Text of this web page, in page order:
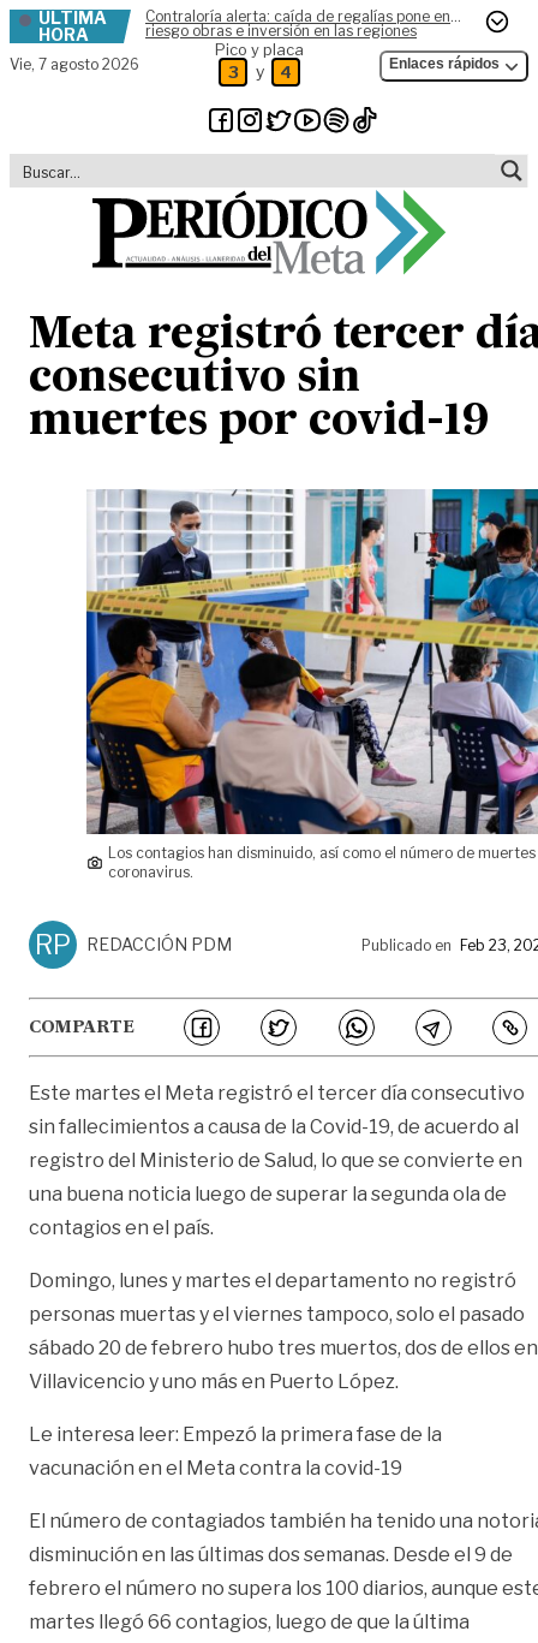
Skip to content
ÚLTIMA
HORA
Contraloría alerta: caída de regalías pone en
riesgo obras e inversión en las regiones
Vie, 7 agosto 2026
Pico y placa
3 y 4 Enlaces rápidos
Meta registró tercer
consecutivo sin
muertes por covid-19
Los contagios han disminuido, así como el número de
coronavirus.
RP REDACCIÓN PDM Publicado en Feb 23,
COMPARTE
Este martes el Meta registró el tercer día consecutivo
sin fallecimientos a causa de la Covid-19, de acuerdo al
registro del Ministerio de Salud, lo que se convierte en
una buena noticia luego de superar la segunda ola de
contagios en el país.
Domingo, lunes y martes el departamento no registró
personas muertas y el viernes tampoco, solo el pasado
sábado 20 de febrero hubo tres muertos, dos de ellos en
Villavicencio y uno más en Puerto López.
Le interesa leer: Empezó la primera fase de la
vacunación en el Meta contra la covid-19
El número de contagiados también ha tenido una
disminución en las últimas dos semanas. Desde el 9 de
febrero el número no supera los 100 diarios, aunque
martes llegó 66 contagios, luego de que la última